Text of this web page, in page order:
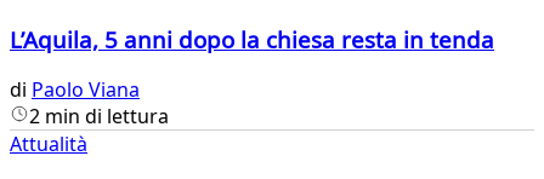
L’Aquila, 5 anni dopo la chiesa resta in tenda
di Paolo Viana
2 min di lettura
Attualità